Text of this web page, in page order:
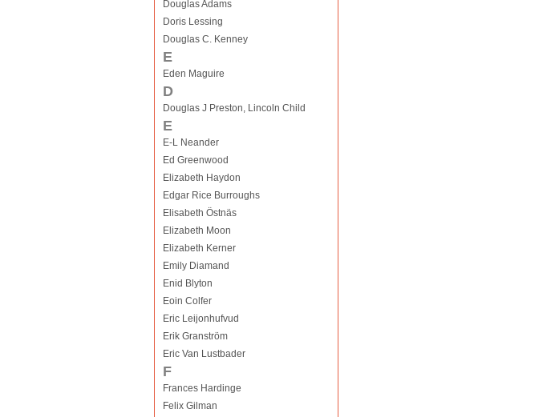
Douglas Adams
Doris Lessing
Douglas C. Kenney
E
Eden Maguire
D
Douglas J Preston, Lincoln Child
E
E-L Neander
Ed Greenwood
Elizabeth Haydon
Edgar Rice Burroughs
Elisabeth Östnäs
Elizabeth Moon
Elizabeth Kerner
Emily Diamand
Enid Blyton
Eoin Colfer
Eric Leijonhufvud
Erik Granström
Eric Van Lustbader
F
Frances Hardinge
Felix Gilman